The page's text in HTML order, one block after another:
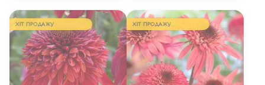
ХІТ ПРОДАЖУ ХІТ ПРОДАЖУ